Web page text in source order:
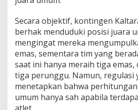
r
a
Secara objektif, kontingen
berhak menduduki posisi juara
mengingat mereka
emas, sementara tim yang
saat ini hanya meraih tiga emas,
tiga perunggu. Namun, regulasi
menetapkan bahwa
umum hanya sah apabila